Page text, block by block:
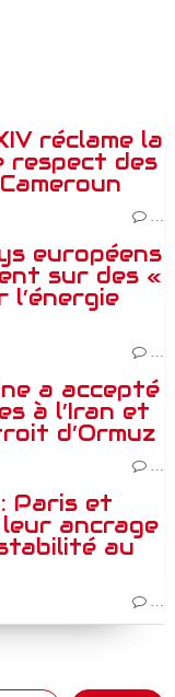
réclame la
respect des
…
européens
sur des «
l’énergie
…
a accepté
à l’Iran et
d’Ormuz
…
Paris et
ancrage
au
…